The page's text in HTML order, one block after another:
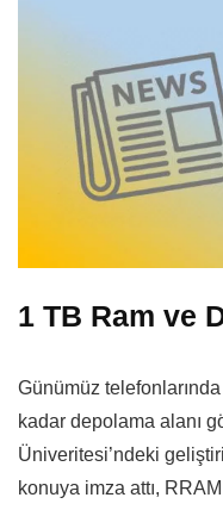
1 TB Ram ve
Günümüz
kadar depolama alanı
Üniveritesi’ndeki
konuya imza attı,